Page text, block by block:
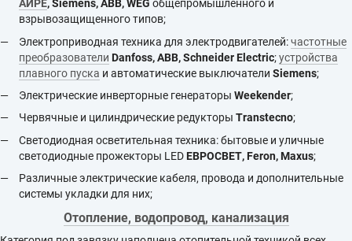
АИРЕ,Siemens,ABB,WEG общепромышленного и
взрывозащищенного типов;
Электроприводная техника для электродвигателей:частотные
преобразователи Danfoss,ABB,Schneider Electric;устройства
плавного пуска и автоматические выключатели Siemens;
Электрические инверторные генераторы Weekender;
Червячные и цилиндрические редукторы Transtecno;
Светодиодная осветительная техника: бытовые и уличные
светодиодные прожекторы LEDЕВРОСВЕТ,Feron,Maxus;
Различные электрические кабеля, провода и дополнительные
системы укладки для них;
Отопление, водопровод, канализация